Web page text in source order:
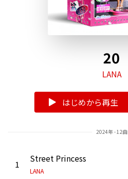
20
LANA
はじめから再生
2024年 - 12曲
1 Street Princess
LANA